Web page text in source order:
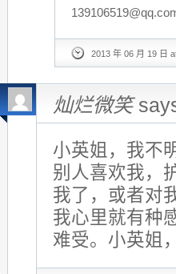
2013 年 06 月 19 日
灿烂微笑
小英姐，我不
别人喜欢我，
我了，或者对
我心里就有种
难受。小英姐